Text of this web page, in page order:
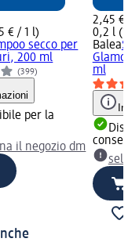
€ / 1 l)
secco per
200 ml
(399)
per la
il negozio dm
2,45 €
0,2 l
Balea
ml